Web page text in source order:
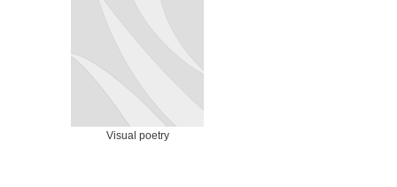
Visual poetry